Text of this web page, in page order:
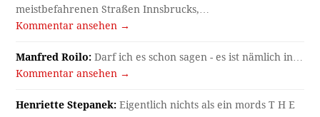
meistbefahrenen Straßen Innsbrucks,…
Kommentar ansehen →
Manfred Roilo: Darf ich es schon sagen - es ist nämlich in…
Kommentar ansehen →
Henriette Stepanek: Eigentlich nichts als ein mords T H E